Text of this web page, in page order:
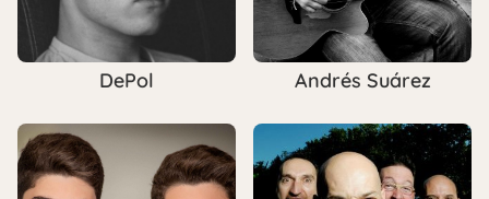
DePol Andrés Suárez